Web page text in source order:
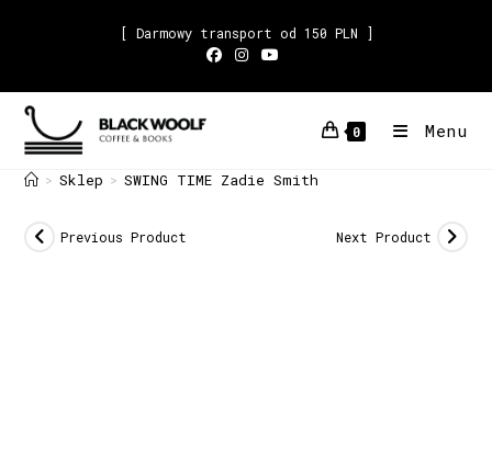
[ Darmowy transport od 150 PLN ]
0 Menu
> Sklep > SWING TIME Zadie Smith
Previous Product Next Product